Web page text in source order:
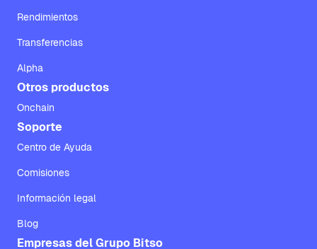
Rendimientos
Transferencias
Alpha
Otros productos
Onchain
Soporte
Centro de Ayuda
Comisiones
Información legal
Blog
Empresas del Grupo Bitso